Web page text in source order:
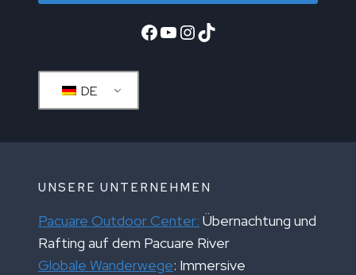
Facebook
YouTube
Instagram
TikTok
DE
UNSERE UNTERNEHMEN
Pacuare Outdoor Center: Übernachtung und
Rafting auf dem Pacuare River
Globale Wanderwege: Immersive